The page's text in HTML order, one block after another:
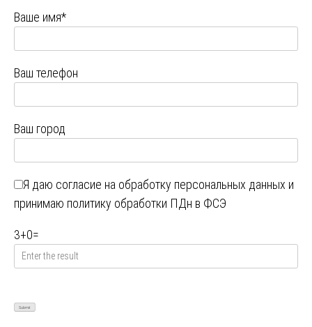
Ваше имя*
Ваш телефон
Ваш город
Я даю согласие на обработку персональных данных и
принимаю политику обработки ПДн в ФСЭ
3+0=